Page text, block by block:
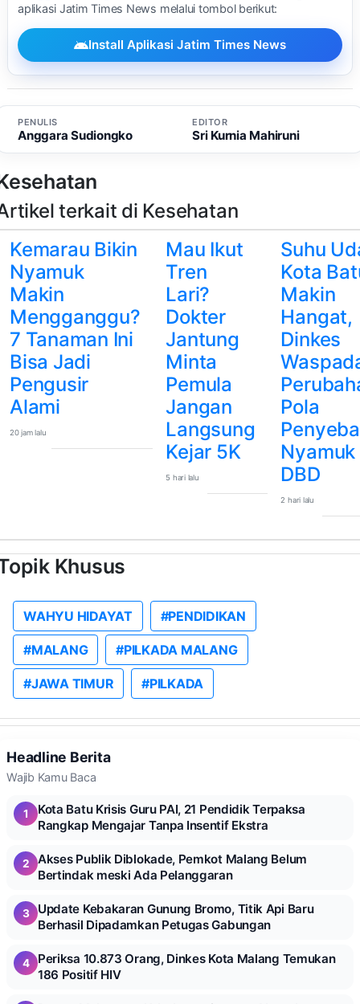
aplikasi Jatim Times News melalui tombol berikut:
Install Aplikasi Jatim Times News
PENULIS
Anggara Sudiongko
EDITOR
Sri Kurnia Mahiruni
terkait di Kesehatan
Kemarau Bikin
Nyamuk
Makin
Mengganggu?
7 Tanaman Ini
Bisa Jadi
Pengusir
Alami
20 jam lalu
Mau Ikut
Tren
Lari?
Dokter
Jantung
Minta
Pemula
Jangan
Langsung
Kejar 5K
5 hari lalu
Suhu
Kota
Makin
Hangat,
Dinkes
Pola
Nyamuk
DBD
2 hari lalu
Khusus
WAHYU HIDAYAT #PENDIDIKAN
#MALANG #PILKADA MALANG
#JAWA TIMUR #PILKADA
Headline Berita
Wajib Kamu Baca
1
Kota Batu Krisis Guru PAI, 21 Pendidik Terpaksa
Rangkap Mengajar Tanpa Insentif Ekstra
2
Akses Publik Diblokade, Pemkot Malang Belum
Bertindak meski Ada Pelanggaran
3
Update Kebakaran Gunung Bromo, Titik Api Baru
Berhasil Dipadamkan Petugas Gabungan
4
Periksa 10.873 Orang, Dinkes Kota Malang Temukan
186 Positif HIV